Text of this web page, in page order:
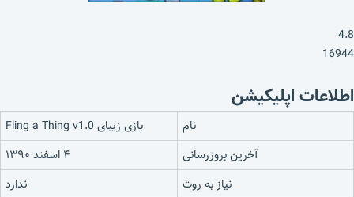
4.8
16944
اطلاعات اپلیکیشن
نام
بازی زیبای Fling a Thing v1.0
آخرین بروزرسانی
۴ اسفند ۱۳۹۰
نیاز به روت
ندارد